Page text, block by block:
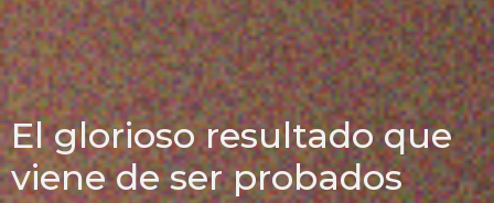
El glorioso resultado que
viene de ser probados